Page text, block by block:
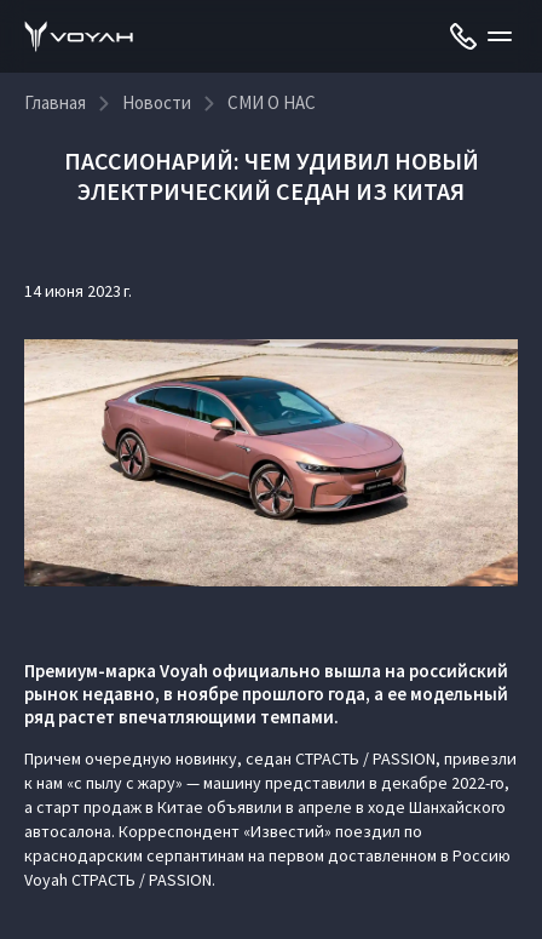
Главная Новости СМИ О НАС
ПАССИОНАРИЙ: ЧЕМ УДИВИЛ НОВЫЙ
ЭЛЕКТРИЧЕСКИЙ СЕДАН ИЗ КИТАЯ
14 июня 2023 г.
Премиум-марка Voyah официально вышла на российский
рынок недавно, в ноябре прошлого года, а ее модельный
ряд растет впечатляющими темпами.
Причем очередную новинку, седан СТРАСТЬ / PASSION, привезли
к нам «с пылу с жару» — машину представили в декабре 2022-го,
а старт продаж в Китае объявили в апреле в ходе Шанхайского
автосалона. Корреспондент «Известий» поездил по
краснодарским серпантинам на первом доставленном в Россию
Voyah СТРАСТЬ / PASSION.